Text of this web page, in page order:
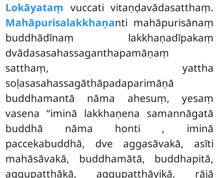
Lokāyataṃ vuccati vitaṇḍavādasatthaṃ.
Mahāpurisalakkhaṇanti mahāpurisānaṃ
buddhādīnaṃ lakkhaṇadīpakaṃ
dvādasasahassaganthapamāṇaṃ
satthaṃ, yattha
soḷasasahassagāthāpadaparimāṇā
buddhamantā nāma ahesuṃ, yesaṃ
vasena ‘‘iminā lakkhaṇena samannāgatā
buddhā nāma honti , iminā
paccekabuddhā, dve aggasāvakā, asīti
mahāsāvakā, buddhamātā, buddhapitā,
aggupaṭṭhākā, aggupaṭṭhāyikā, rājā